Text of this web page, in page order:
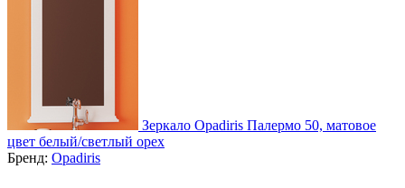
Зеркало Opadiris Палермо 50, матовое
цвет белый/светлый орех
Бренд: Opadiris